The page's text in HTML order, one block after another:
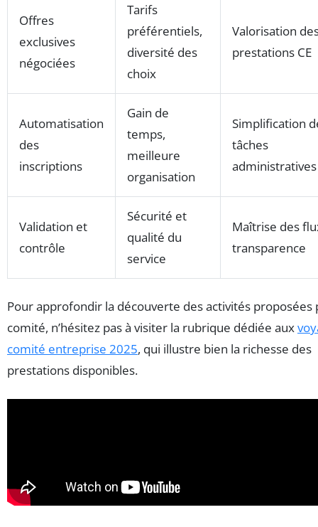
Offres
exclusives
négociées
Tarifs
préférentiels,
diversité des
choix
Valorisation
prestations CE
Automatisation
des
inscriptions
Gain de
temps,
meilleure
organisation
Simplification
tâches
administratives
Validation et
contrôle
Sécurité et
qualité du
service
Maîtrise des
transparence
Pour approfondir la découverte des activités proposées
comité, n’hésitez pas à visiter la rubrique dédiée aux
comité entreprise 2025, qui illustre bien la richesse des
prestations disponibles.